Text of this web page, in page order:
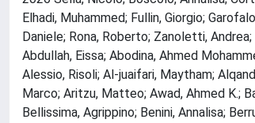
Elhadi, Muhammed; Fullin, Giorgio;
Daniele; Rona, Roberto; Zanoletti,
Abdullah, Eissa; Abodina, Ahmed
Alessio, Risoli; Al-juaifari, Maytham;
Marco; Aritzu, Matteo; Awad, Ahmed K.;
Bellissima, Agrippino; Benini, Annalisa;